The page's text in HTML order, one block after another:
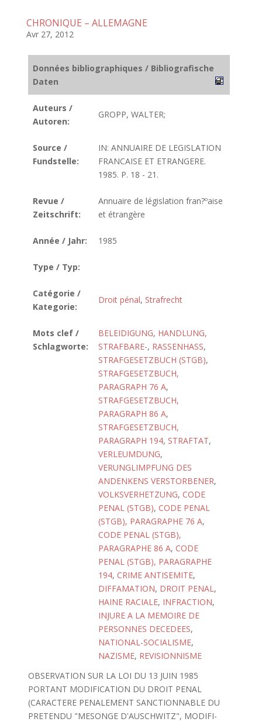
CHRONIQUE – ALLEMAGNE
Avr 27, 2012
Données bibliographiques / Bibliografische
Daten
Auteurs /
Autoren:
GROPP, WALTER;
Source /
Fundstelle:
IN: ANNUAIRE DE LEGISLATION
FRANCAISE ET ETRANGERE.
1985. P. 18 - 21.
Revue /
Zeitschrift:
Annuaire de législation fran?ºaise
et étrangère
Année / Jahr: 1985
Type / Typ:
Catégorie /
Kategorie:
Droit pénal, Strafrecht
Mots clef /
Schlagworte:
BELEIDIGUNG, HANDLUNG,
STRAFBARE-, RASSENHASS,
STRAFGESETZBUCH (STGB),
STRAFGESETZBUCH,
PARAGRAPH 76 A,
STRAFGESETZBUCH,
PARAGRAPH 86 A,
STRAFGESETZBUCH,
PARAGRAPH 194, STRAFTAT,
VERLEUMDUNG,
VERUNGLIMPFUNG DES
ANDENKENS VERSTORBENER,
VOLKSVERHETZUNG, CODE
PENAL (STGB), CODE PENAL
(STGB), PARAGRAPHE 76 A,
CODE PENAL (STGB),
PARAGRAPHE 86 A, CODE
PENAL (STGB), PARAGRAPHE
194, CRIME ANTISEMITE,
DIFFAMATION, DROIT PENAL,
HAINE RACIALE, INFRACTION,
INJURE A LA MEMOIRE DE
PERSONNES DECEDEES,
NATIONAL-SOCIALISME,
NAZISME, REVISIONNISME
OBSERVATION SUR LA LOI DU 13 JUIN 1985
PORTANT MODIFICATION DU DROIT PENAL
(CARACTERE PENALEMENT SANCTIONNABLE DU
PRETENDU "MESONGE D'AUSCHWITZ", MODIFI-